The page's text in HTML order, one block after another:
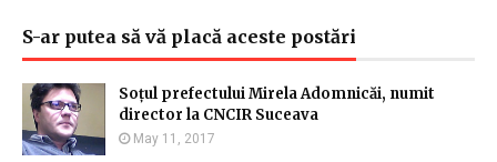
S-ar putea să vă placă aceste postări
Soțul prefectului Mirela Adomnicăi, numit
director la CNCIR Suceava
May 11, 2017